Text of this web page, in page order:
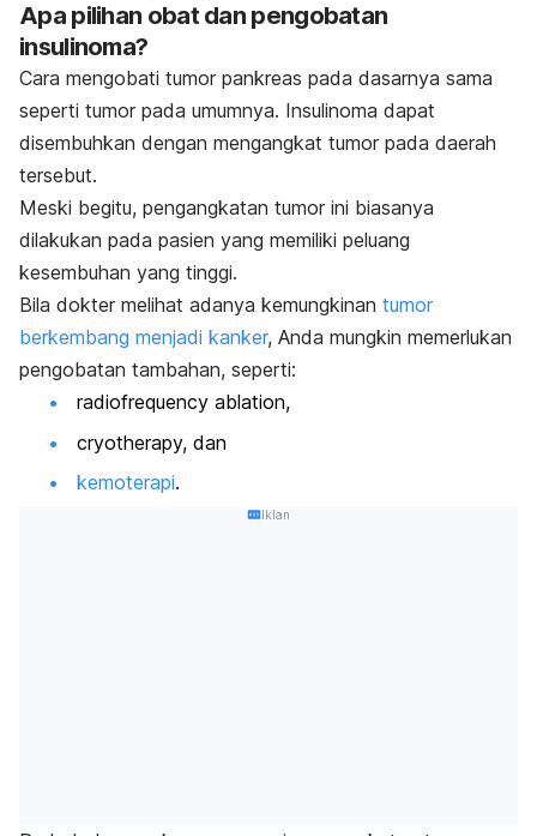
Apa pilihan obat dan pengobatan
insulinoma?
Cara mengobati tumor pankreas pada dasarnya sama
seperti tumor pada umumnya. Insulinoma dapat
disembuhkan dengan mengangkat tumor pada daerah
tersebut.
Meski begitu, pengangkatan tumor ini biasanya
dilakukan pada pasien yang memiliki peluang
kesembuhan yang tinggi.
Bila dokter melihat adanya kemungkinan tumor
berkembang menjadi kanker, Anda mungkin memerlukan
pengobatan tambahan, seperti:
radiofrequency ablation,
cryotherapy, dan
kemoterapi.
Iklan